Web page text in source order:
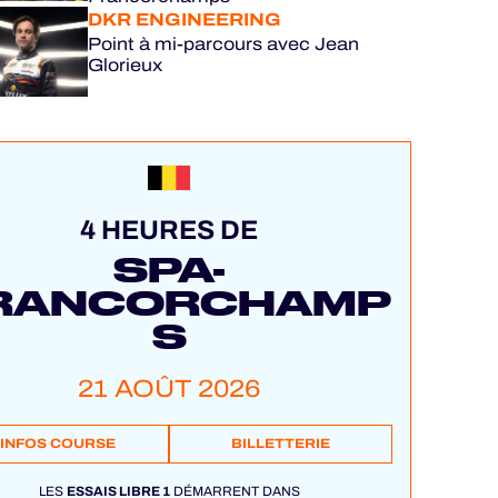
DKR ENGINEERING
Point à mi-parcours avec Jean
Glorieux
4 HEURES DE
SPA-
S
21 AOÛT 2026
INFOS COURSE BILLETTERIE
LESESSAIS LIBRE 1DÉMARRENT DANS